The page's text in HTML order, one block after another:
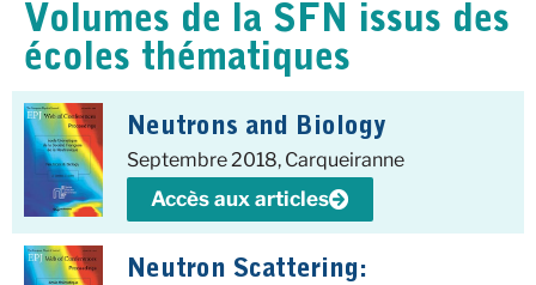
Volumes de la SFN issus des
écoles thématiques
Neutrons and Biology
Septembre 2018, Carqueiranne
Accès aux articles
Neutron Scattering: